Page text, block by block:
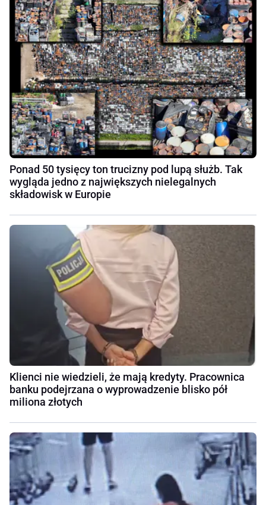
Ponad 50 tysięcy ton trucizny pod lupą służb. Tak
wygląda jedno z największych nielegalnych
składowisk w Europie
Klienci nie wiedzieli, że mają kredyty. Pracownica
banku podejrzana o wyprowadzenie blisko pół
miliona złotych